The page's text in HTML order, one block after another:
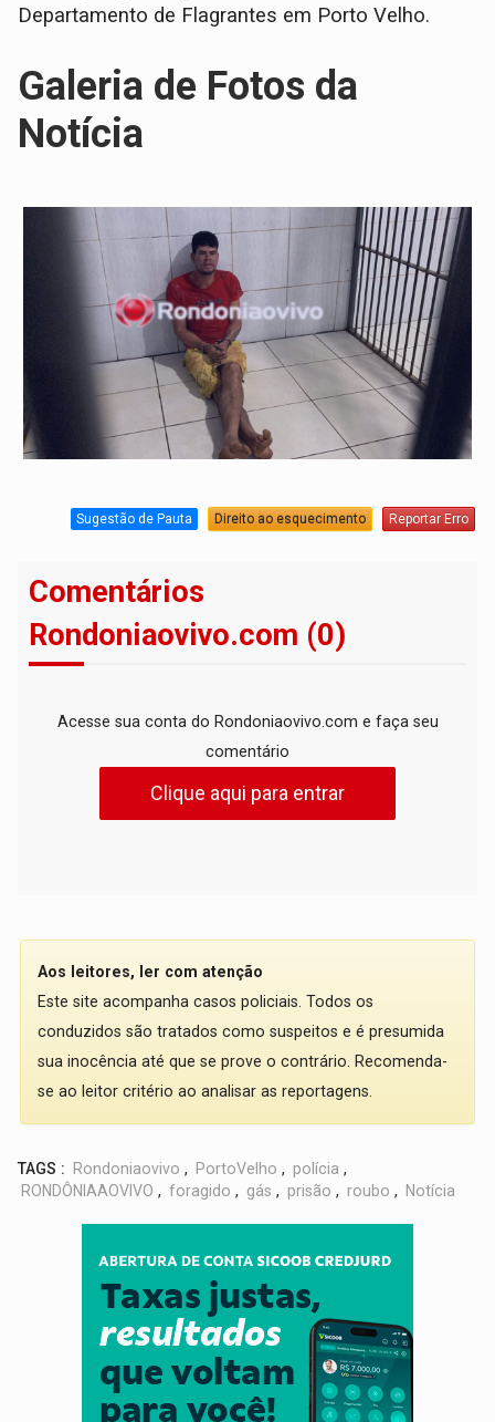
Departamento de Flagrantes em Porto Velho.
Galeria de Fotos da
Notícia
Sugestão de Pauta Direito ao esquecimento Reportar Erro
Comentários
Rondoniaovivo.com (0)
Acesse sua conta do Rondoniaovivo.com e faça seu
comentário
Clique aqui para entrar
Aos leitores, ler com atenção
Este site acompanha casos policiais. Todos os
conduzidos são tratados como suspeitos e é presumida
sua inocência até que se prove o contrário. Recomenda-
se ao leitor critério ao analisar as reportagens.
TAGS : Rondoniaovivo , PortoVelho , polícia ,
RONDÔNIAAOVIVO , foragido , gás , prisão , roubo , Notícia